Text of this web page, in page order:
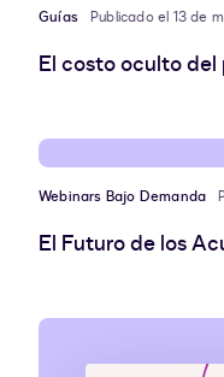
Guías Publicado el 13 de
El costo oculto
Webinars Bajo Demanda
El Futuro de los